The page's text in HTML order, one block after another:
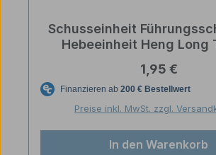
Schusseinheit
Hebeeinheit Heng Long
Regulärer
1,95 €
Preise inkl. MwSt. zzgl.
In den Warenkorb